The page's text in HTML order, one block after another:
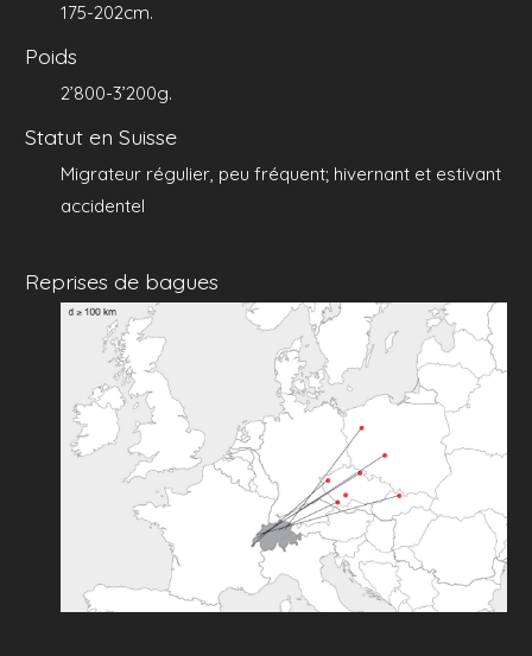
175-202cm.
Poids
2’800-3’200g.
Statut en Suisse
Migrateur régulier, peu fréquent; hivernant et estivant
accidentel
Reprises de bagues